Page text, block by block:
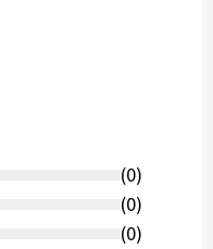
(0)
(0)
(0)